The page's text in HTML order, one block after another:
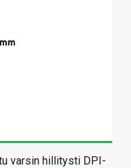
varsin hillitysti DPI-